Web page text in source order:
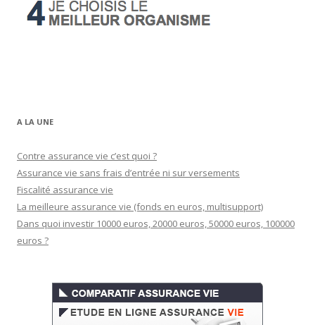
A LA UNE
Contre assurance vie c’est quoi ?
Assurance vie sans frais d’entrée ni sur versements
Fiscalité assurance vie
La meilleure assurance vie (fonds en euros, multisupport)
Dans quoi investir 10000 euros, 20000 euros, 50000 euros, 100000
euros ?